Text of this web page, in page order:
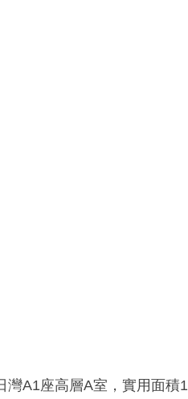
A1座高層A室，實用面積